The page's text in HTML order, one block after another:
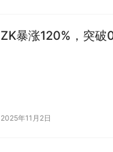
ZK暴涨120%，突破
2025年11月2日